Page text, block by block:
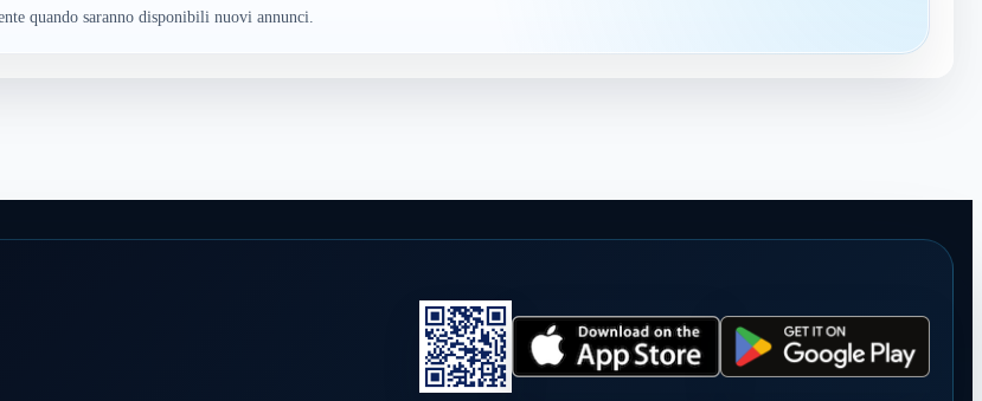
quando saranno disponibili nuovi annunci.